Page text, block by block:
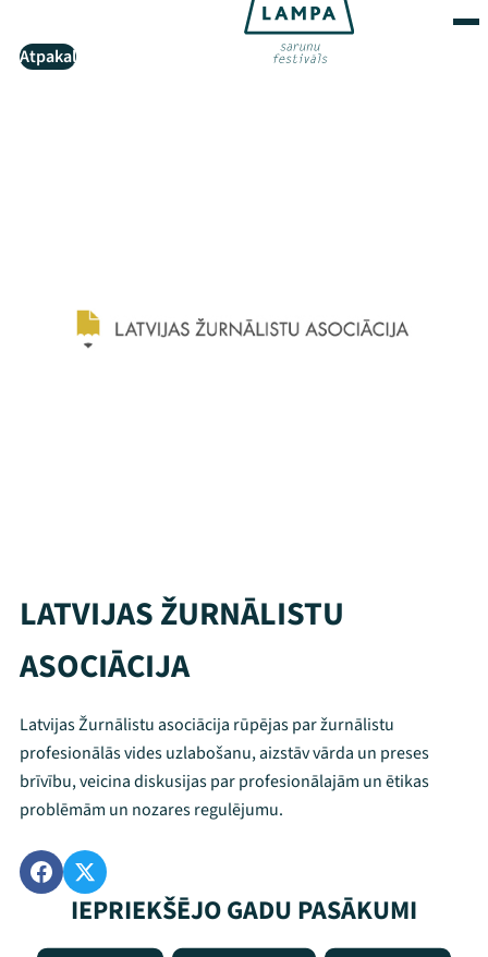
Atpakaļ
LATVIJAS ŽURNĀLISTU
ASOCIĀCIJA
Latvijas Žurnālistu asociācija rūpējas par žurnālistu
profesionālās vides uzlabošanu, aizstāv vārda un preses
brīvību, veicina diskusijas par profesionālajām un ētikas
problēmām un nozares regulējumu.
IEPRIEKŠĒJO GADU PASĀKUMI